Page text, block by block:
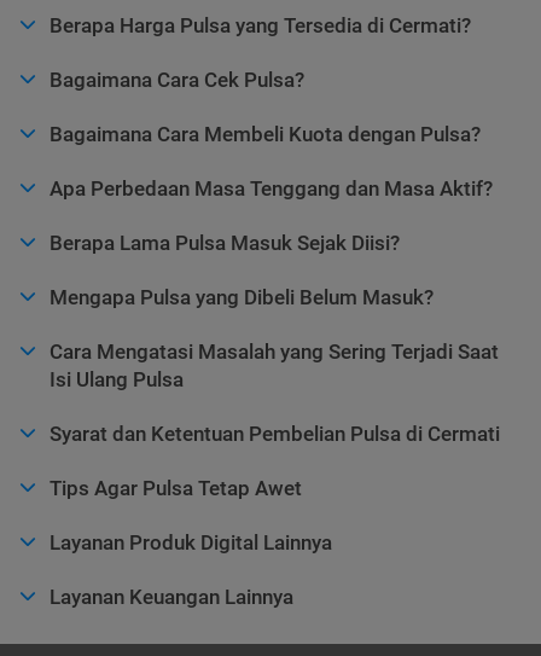
Berapa Harga Pulsa yang Tersedia di Cermati?
Bagaimana Cara Cek Pulsa?
Bagaimana Cara Membeli Kuota dengan Pulsa?
Apa Perbedaan Masa Tenggang dan Masa Aktif?
Berapa Lama Pulsa Masuk Sejak Diisi?
Mengapa Pulsa yang Dibeli Belum Masuk?
Cara Mengatasi Masalah yang Sering Terjadi Saat
Isi Ulang Pulsa
Syarat dan Ketentuan Pembelian Pulsa di Cermati
Tips Agar Pulsa Tetap Awet
Layanan Produk Digital Lainnya
Layanan Keuangan Lainnya